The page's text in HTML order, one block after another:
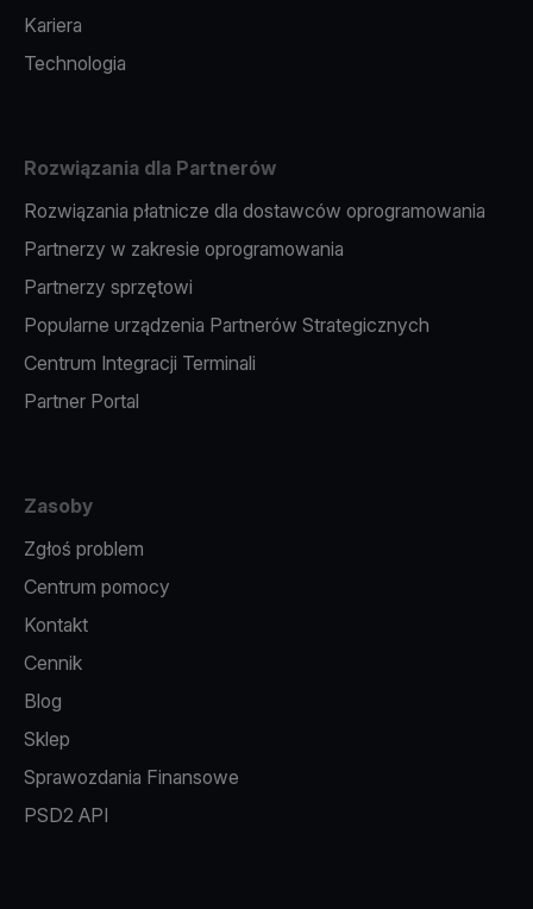
Kariera
Technologia
Rozwiązania dla Partnerów
Rozwiązania płatnicze dla dostawców oprogramowania
Partnerzy w zakresie oprogramowania
Partnerzy sprzętowi
Popularne urządzenia Partnerów Strategicznych
Centrum Integracji Terminali
Partner Portal
Zasoby
Zgłoś problem
Centrum pomocy
Kontakt
Cennik
Blog
Sklep
Sprawozdania Finansowe
PSD2 API